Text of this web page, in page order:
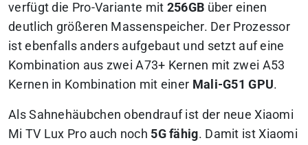
verfügt die Pro-Variante mit 256GB über einen
deutlich größeren Massenspeicher. Der Prozessor
ist ebenfalls anders aufgebaut und setzt auf eine
Kombination aus zwei A73+ Kernen mit zwei A53
Kernen in Kombination mit einer Mali-G51 GPU.
Als Sahnehäubchen obendrauf ist der neue Xiaomi
Mi TV Lux Pro auch noch 5G fähig. Damit ist Xiaomi